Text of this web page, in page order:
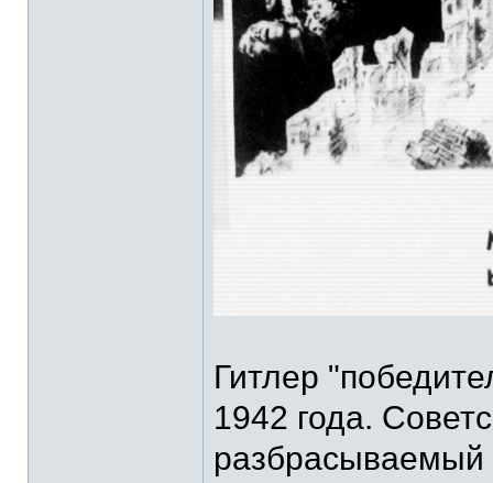
Гитлер
1942 года.